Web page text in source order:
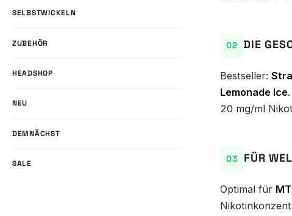
SELBSTWICKELN
ZUBEHÖR
HEADSHOP
NEU
DEMNÄCHST
SALE
DIE
Bestseller:
Lemonade Ice
20 mg/ml
FÜR
Optimal für